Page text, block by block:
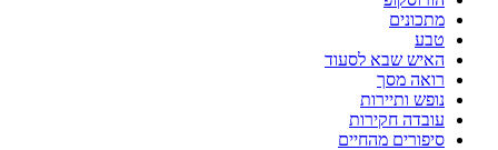
מתכונים
טבע
האיש שבא לסעוד
רואה מסך
נופש ותיירות
עובדה חקירות
סיפורים מהחיים